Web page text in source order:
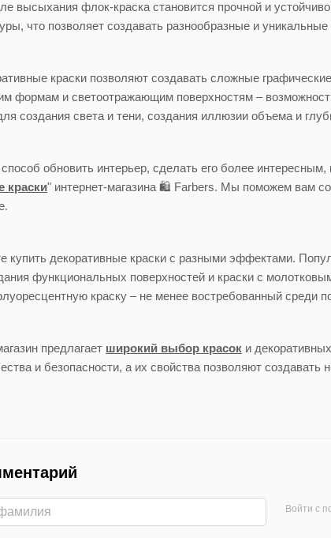
высыхания флок-краска становится прочной и
что позволяет создавать разнообразные и
краски позволяют создавать сложные
формам и светоотражающим поверхностям –
создания света и тени, создания иллюзии объема и
обновить интерьер, сделать его более
краски" интернет-магазина 🛍️ Farbers. Мы поможем вам
купить декоративные краски с разными эффектами.
функциональных поверхностей и краски с
краску – не менее востребованный среди
предлагает широкий выбор красок и
и безопасности, а их свойства позволяют
Войти с